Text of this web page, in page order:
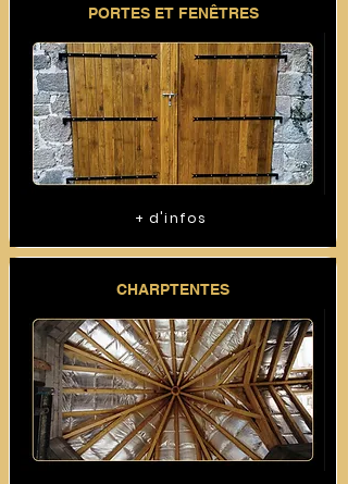
PORTES ET FENÊTRES
+ d'infos
CHARPTENTES